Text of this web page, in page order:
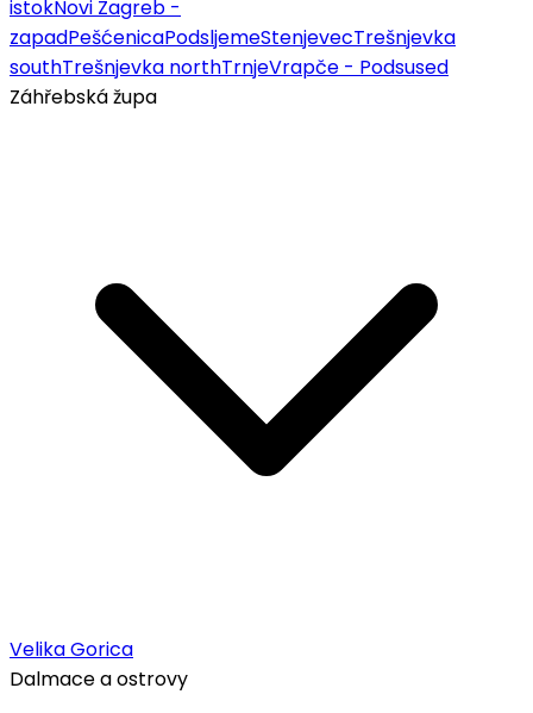
istokNovi Zagreb -
zapadPešćenicaPodsljemeStenjevecTrešnjevka
southTrešnjevka northTrnjeVrapče - Podsused
Záhřebská župa
Velika Gorica
Dalmace a ostrovy